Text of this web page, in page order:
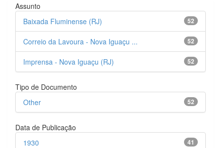
Assunto
52
Baixada Fluminense (RJ)
52
Correio da Lavoura - Nova Iguaçu ...
52
Imprensa - Nova Iguaçu (RJ)
Tipo de Documento
52
Other
Data de Publicação
41
1930